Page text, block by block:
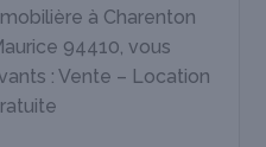
à Charenton
94410, vous
: Vente – Location